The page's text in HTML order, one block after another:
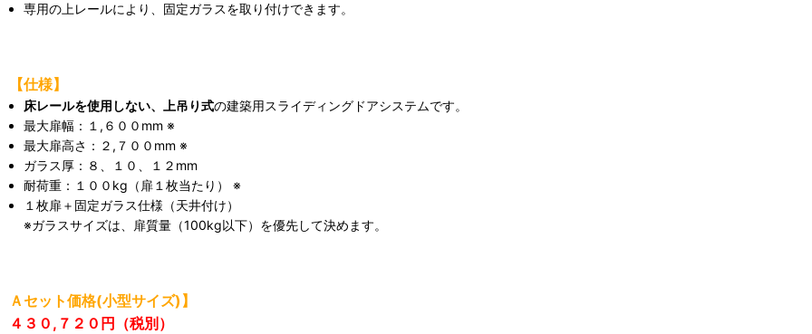
専用の上レールにより、固定ガラスを取り付けできます。
【仕様】
床レールを使用しない、上吊り式の建築用スライディングドアシステムです。
最大扉幅：１,６００mm ※
最大扉高さ：２,７００mm ※
ガラス厚：８、１０、１２mm
耐荷重：１００kg（扉１枚当たり） ※
１枚扉＋固定ガラス仕様（天井付け）
※ガラスサイズは、扉質量（100kg以下）を優先して決めます。
Ａセット価格(小型サイズ)】
４３０,７２０円（税別）